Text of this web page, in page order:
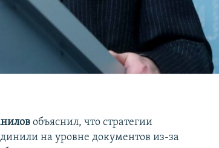
объяснил, что стратегии
на уровне документов из-за